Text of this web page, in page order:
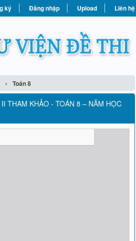
ký Đăng nhập Upload Liên hệ
› Toán 8
THAM KHẢO - TOÁN 8 – NĂM HỌC